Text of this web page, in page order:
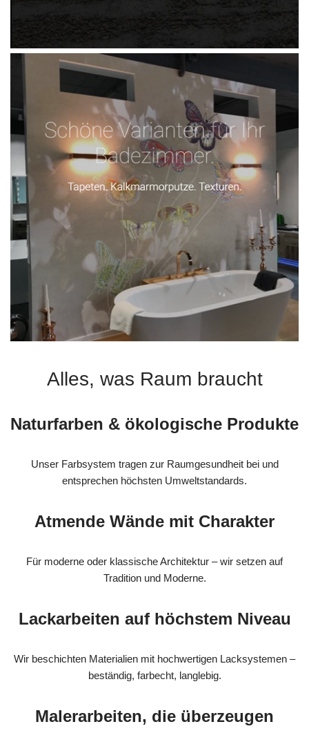
Alles, was Raum braucht
Naturfarben & ökologische Produkte
Unser Farbsystem tragen zur Raumgesundheit bei und
entsprechen höchsten Umweltstandards.
Atmende Wände mit Charakter
Für moderne oder klassische Architektur – wir setzen auf
Tradition und Moderne.
Lackarbeiten auf höchstem Niveau
Wir beschichten Materialien mit hochwertigen Lacksystemen –
beständig, farbecht, langlebig.
Malerarbeiten, die überzeugen